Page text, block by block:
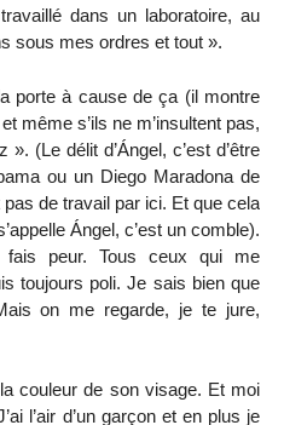
dans un laboratoire, au
sous mes ordres et tout ».
porte à cause de ça (il montre
même s’ils ne m’insultent pas,
(Le délit d’Ángel, c’est d’être
ou un Diego Maradona de
de travail par ici. Et que cela
Ángel, c’est un comble).
peur. Tous ceux qui me
toujours poli. Je sais bien que
on me regarde, je te jure,
couleur de son visage. Et moi
l’air d’un garçon et en plus je